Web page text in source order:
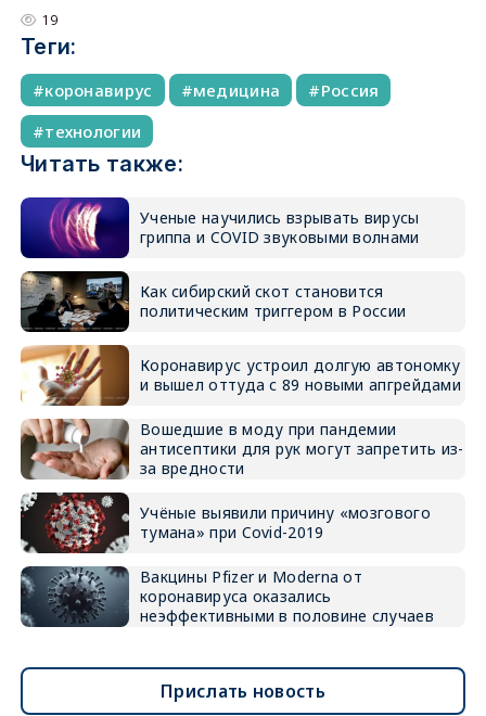
19
Теги:
коронавирус медицина
Россия
технологии
Читать также:
Ученые научились взрывать вирусы
гриппа и COVID звуковыми волнами
Как сибирский скот становится
политическим триггером в России
Коронавирус устроил долгую автономку
и вышел оттуда с 89 новыми апгрейдами
Вошедшие в моду при пандемии
антисептики для рук могут запретить из-
за вредности
Учёные выявили причину «мозгового
тумана» при Covid-2019
Вакцины Pfizer и Moderna от
коронавируса оказались
неэффективными в половине случаев
Прислать новость